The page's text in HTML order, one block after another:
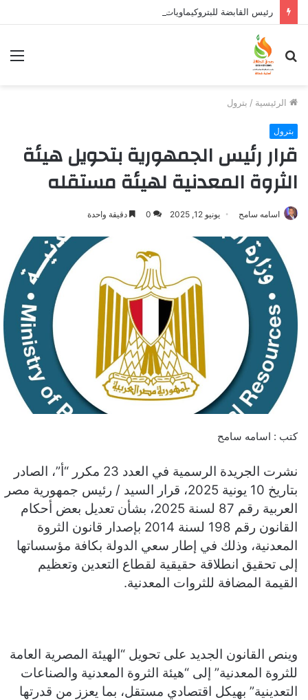
بحث
عن
الرئيسية / بترول
بترول
قرار رئيس الجمهورية بتحويل هيئة
الثروة المعدنية لهيئة مستقله
اسامه سامح يونيو 12, 2025 0 دقيقة واحدة
كتب : اسامه سامح
نشرت الجريدة الرسمية في العدد 23 مكرر “أ”، الصادر
بتاريخ 10 يونية 2025، قرار السيد / رئيس جمهورية مصر
العربية رقم 87 لسنة 2025، بشأن تعديل بعض أحكام
القانون رقم 198 لسنة 2014 بإصدار قانون الثروة
المعدنية، وذلك في إطار سعي الدولة بكافة مؤسساتها
إلى تحقيق انطلاقة حقيقية لقطاع التعدين وتعظيم
القيمة المضافة للثروات المعدنية.
وينص القانون الجديد على تحويل “الهيئة المصرية العامة
للثروة المعدنية” إلى “هيئة الثروة المعدنية والصناعات
التعدينية” بهيكل اقتصادي مستقل، بما يعزز من قدرتها